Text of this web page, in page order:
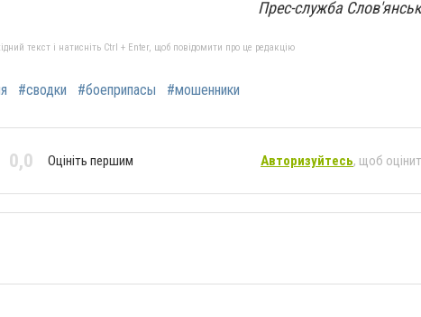
Прес-служба
текст і натисніть Ctrl + Enter, щоб повідомити про це редакцію
#сводки #боеприпасы #мошенники
0,0 Оцініть першим Авторизуйтесь, щоб